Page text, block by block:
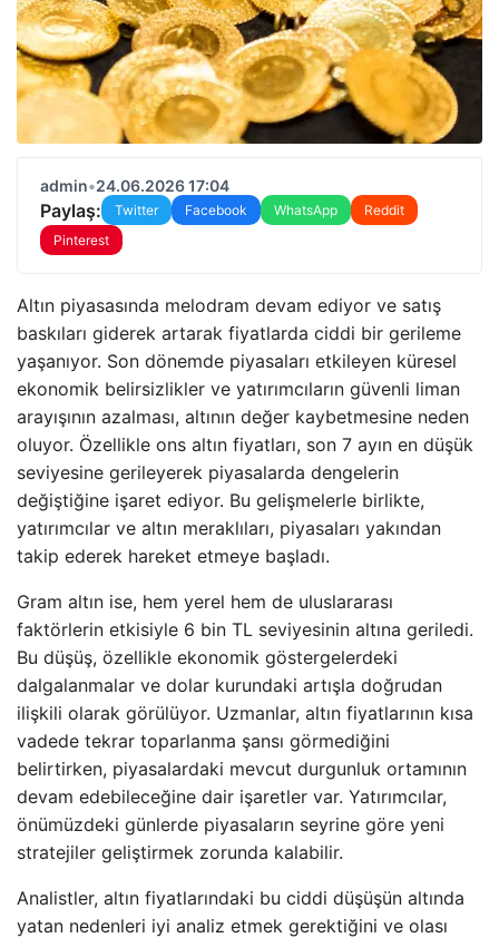
admin•24.06.2026 17:04
Paylaş: Twitter Facebook WhatsApp
Reddit
Pinterest
Altın piyasasında melodram devam ediyor ve satış
baskıları giderek artarak fiyatlarda ciddi bir gerileme
yaşanıyor. Son dönemde piyasaları etkileyen küresel
ekonomik belirsizlikler ve yatırımcıların güvenli liman
arayışının azalması, altının değer kaybetmesine neden
oluyor. Özellikle ons altın fiyatları, son 7 ayın en düşük
seviyesine gerileyerek piyasalarda dengelerin
değiştiğine işaret ediyor. Bu gelişmelerle birlikte,
yatırımcılar ve altın meraklıları, piyasaları yakından
takip ederek hareket etmeye başladı.
Gram altın ise, hem yerel hem de uluslararası
faktörlerin etkisiyle 6 bin TL seviyesinin altına geriledi.
Bu düşüş, özellikle ekonomik göstergelerdeki
dalgalanmalar ve dolar kurundaki artışla doğrudan
ilişkili olarak görülüyor. Uzmanlar, altın fiyatlarının kısa
vadede tekrar toparlanma şansı görmediğini
belirtirken, piyasalardaki mevcut durgunluk ortamının
devam edebileceğine dair işaretler var. Yatırımcılar,
önümüzdeki günlerde piyasaların seyrine göre yeni
stratejiler geliştirmek zorunda kalabilir.
Analistler, altın fiyatlarındaki bu ciddi düşüşün altında
yatan nedenleri iyi analiz etmek gerektiğini ve olası